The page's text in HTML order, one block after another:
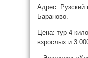
Адрес: Рузский
Бараново.
Цена: тур 4
взрослых и 3